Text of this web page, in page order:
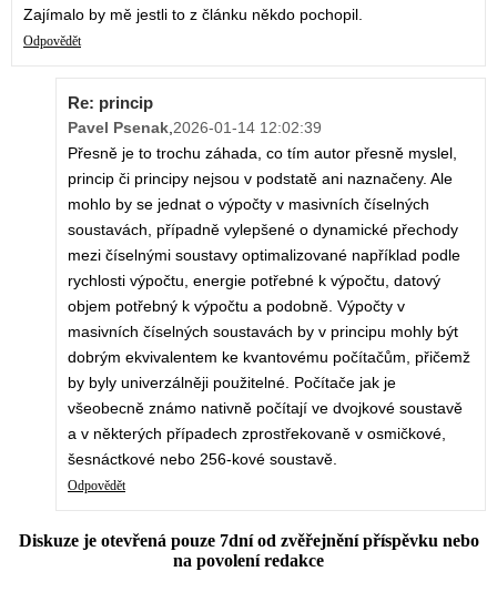
Zajímalo by mě jestli to z článku někdo pochopil.
Odpovědět
Re: princip
Pavel Psenak 2026-01-14 12:02:39
Přesně je to trochu záhada, co tím autor přesně myslel,
princip či principy nejsou v podstatě ani naznačeny. Ale
mohlo by se jednat o výpočty v masivních číselných
soustavách, případně vylepšené o dynamické přechody
mezi číselnými soustavy optimalizované například podle
rychlosti výpočtu, energie potřebné k výpočtu, datový
objem potřebný k výpočtu a podobně. Výpočty v
masivních číselných soustavách by v principu mohly být
dobrým ekvivalentem ke kvantovému počítačům, přičemž
by byly univerzálněji použitelné. Počítače jak je
všeobecně známo nativně počítají ve dvojkové soustavě
a v některých případech zprostřekovaně v osmičkové,
šesnáctkové nebo 256-kové soustavě.
Odpovědět
Diskuze je otevřená pouze 7dní od zvěřejnění příspěvku nebo
na povolení redakce